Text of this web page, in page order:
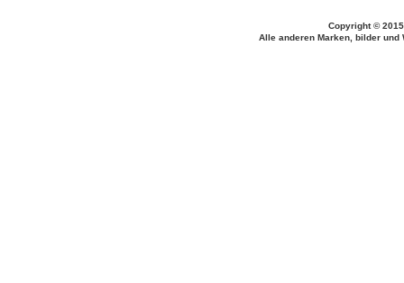
Copyright ©
Alle anderen Marken, bilder und